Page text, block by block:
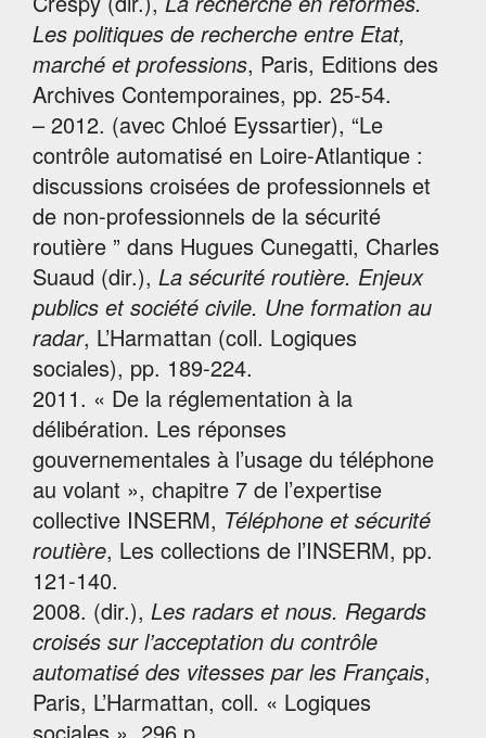
Les politiques de recherche entre Etat,
marché et professions, Paris, Editions des
Archives Contemporaines, pp. 25-54.
– 2012. (avec Chloé Eyssartier), “Le
contrôle automatisé en Loire-Atlantique :
discussions croisées de professionnels et
de non-professionnels de la sécurité
routière ” dans Hugues Cunegatti, Charles
Suaud (dir.), La sécurité routière. Enjeux
publics et société civile. Une formation au
radar, L’Harmattan (coll. Logiques
sociales), pp. 189-224.
2011. « De la réglementation à la
délibération. Les réponses
gouvernementales à l’usage du téléphone
au volant », chapitre 7 de l’expertise
collective INSERM, Téléphone et sécurité
routière, Les collections de l’INSERM, pp.
121-140.
2008. (dir.), Les radars et nous. Regards
croisés sur l’acceptation du contrôle
automatisé des vitesses par les Français,
Paris, L’Harmattan, coll. « Logiques